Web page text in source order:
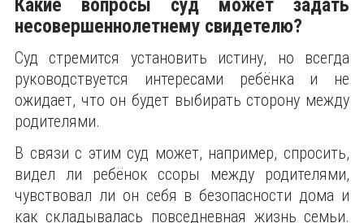
Какие вопросы суд может задать
несовершеннолетнему свидетелю?
Суд стремится установить истину, но всегда
руководствуется интересами ребёнка и не
ожидает, что он будет выбирать сторону между
родителями.
В связи с этим суд может, например, спросить,
видел ли ребёнок ссоры между родителями,
чувствовал ли он себя в безопасности дома и
как складывалась повседневная жизнь семьи.